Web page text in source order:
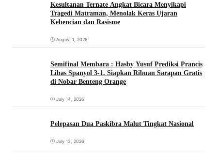
Kesultanan Ternate Angkat Bicara Menyikapi
Tragedi Matraman, Menolak Keras Ujaran
Kebencian dan Rasisme
August 1, 2026
Semifinal Membara : Hasby Yusuf Prediksi Prancis
Libas Spanyol 3-1, Siapkan Ribuan Sarapan Gratis
di Nobar Benteng Orange
July 14, 2026
Pelepasan Dua Paskibra Malut Tingkat Nasional
July 13, 2026